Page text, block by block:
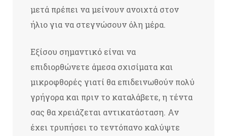
μετά πρέπει να μείνουν ανοιχτά στον
ήλιο για να στεγνώσουν όλη μέρα.
Εξίσου σημαντικό είναι να
επιδιορθώνετε άμεσα σχισίματα και
μικροφθορές γιατί θα επιδεινωθούν πολύ
γρήγορα και πριν το καταλάβετε, η τέντα
σας θα χρειάζεται αντικατάσταση. Αν
έχει τρυπήσει το τεντόπανο καλύψτε